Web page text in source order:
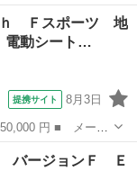
名： ＩＳ３００
ニター ＥＳＣ
ｈ Ｆスポーツ 地
動シート…
提携サイト 8月3日
名： ＲＣ３００
ート バックモ
バージョンＦ Ｅ